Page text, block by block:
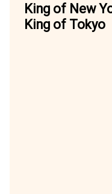
King of New
King of Tokyo